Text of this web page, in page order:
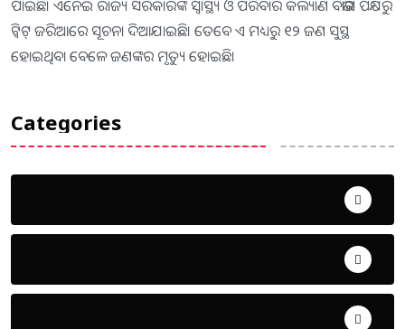
ପାଇଛି। ଏନେଇ ରାଜ୍ୟ ସରକାରଙ୍କ ସ୍ୱାସ୍ଥ୍ୟ ଓ ପରିବାର କଲ୍ୟାଣ ବିଭାଗ ପକ୍ଷରୁ
ଟ୍ବିଟ୍ ଜରିଆରେ ସୂଚନା ଦିଆଯାଇଛି। ତେବେ ଏ ମଧ୍ୟରୁ ୧୨ ଜଣ ସୁସ୍ଥ
ହୋଇଥିବା ବେଳେ ଜଣଙ୍କର ମୃତ୍ୟୁ ହୋଇଛି।
Categories